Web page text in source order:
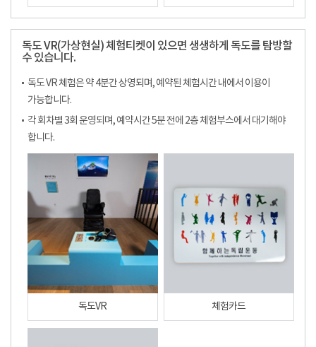
독도 VR(가상현실) 체험티켓이 있으면 생생하게 독도를 탐방할
수 있습니다.
독도 VR 체험은 약 4분간 상영되며, 예약된 체험시간 내에서 이용이
가능합니다.
각 회차별 3회 운영되며, 예약시간 5분 전에 2층 체험부스에서 대기해야
합니다.
독도VR 체험카드